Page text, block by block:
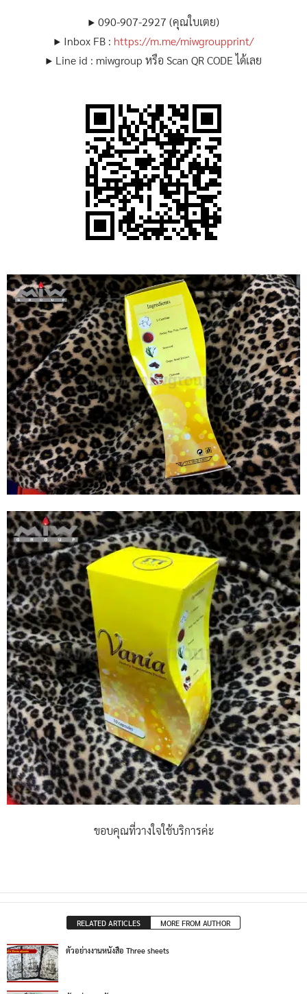
▶ 090-907-2927 (คุณใบเตย)
▶ Inbox FB : https://m.me/miwgroupprint/
▶ Line id : miwgroup หรือ Scan QR CODE ได้เลย
ขอบคุณที่วางใจใช้บริการค่ะ
RELATED ARTICLES MORE FROM AUTHOR
ตัวอย่างงานหนังสือ Three sheets